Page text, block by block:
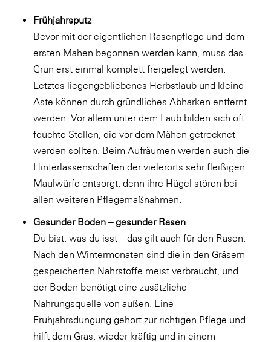
PAGRO
PHH Rechtsanwält:innen
Primark
Salesforce
sebamed
SeneCura
SKINUANCE®
Somfy
Sony DADC
SPIEGLTEC
STIHL Tirol
Trend Micro
TAG GmbH
VALETTA
Frühjahrsputz
Bevor mit der eigentlichen Rasenpflege und dem
ersten Mähen begonnen werden kann, muss das
Grün erst einmal komplett freigelegt werden.
Letztes liegengebliebenes Herbstlaub und kleine
Äste können durch gründliches Abharken entfernt
werden. Vor allem unter dem Laub bilden sich oft
feuchte Stellen, die vor dem Mähen getrocknet
werden sollten. Beim Aufräumen werden auch die
Hinterlassenschaften der vielerorts sehr fleißigen
Maulwürfe entsorgt, denn ihre Hügel stören bei
allen weiteren Pflegemaßnahmen.
Gesunder Boden – gesunder Rasen
Du bist, was du isst – das gilt auch für den Rasen.
Nach den Wintermonaten sind die in den Gräsern
gespeicherten Nährstoffe meist verbraucht, und
der Boden benötigt eine zusätzliche
Nahrungsquelle von außen. Eine
Frühjahrsdüngung gehört zur richtigen Pflege und
hilft dem Gras, wieder kräftig und in einem